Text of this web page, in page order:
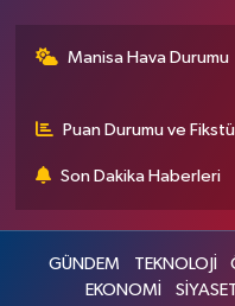
Manisa Hava Durumu
Puan Durumu ve
Son Dakika Haberleri
GÜNDEM TEKNOLOJİ
EKONOMİ